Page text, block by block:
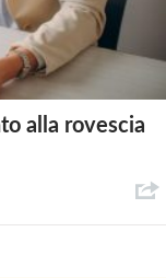
alla rovescia